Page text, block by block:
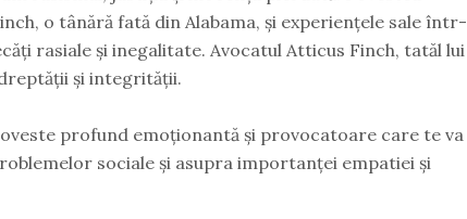
o tânără fată din Alabama, și experiențele sale într-
rasiale și inegalitate. Avocatul Atticus Finch, tatăl lui
și integrității.
profund emoționantă și provocatoare care te va
sociale și asupra importanței empatiei și